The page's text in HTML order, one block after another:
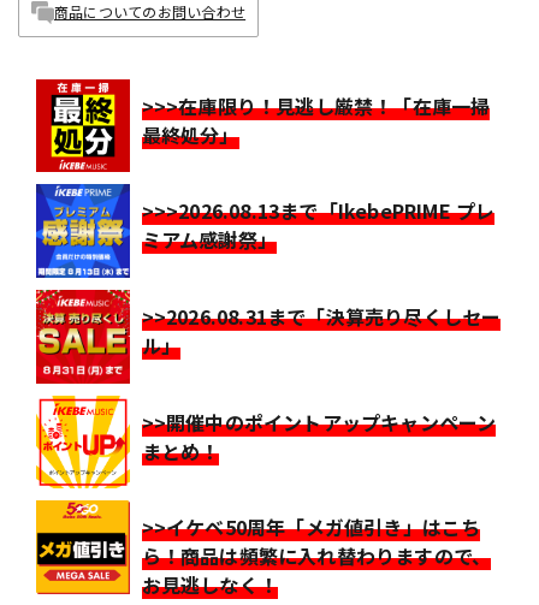
商品についてのお問い合わせ
>>>在庫限り！見逃し厳禁！「在庫一掃
最終処分」
>>>2026.08.13まで「IkebePRIME プレ
ミアム感謝祭」
>>2026.08.31まで「決算売り尽くしセー
ル」
>>開催中のポイントアップキャンペーン
まとめ！
>>イケベ50周年「メガ値引き」はこち
ら！商品は頻繁に入れ替わりますので、
お見逃しなく！